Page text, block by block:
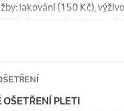
lakování (150 Kč),
Kč). Pokud máte zájem,
OŠETŘENÍ PLETI